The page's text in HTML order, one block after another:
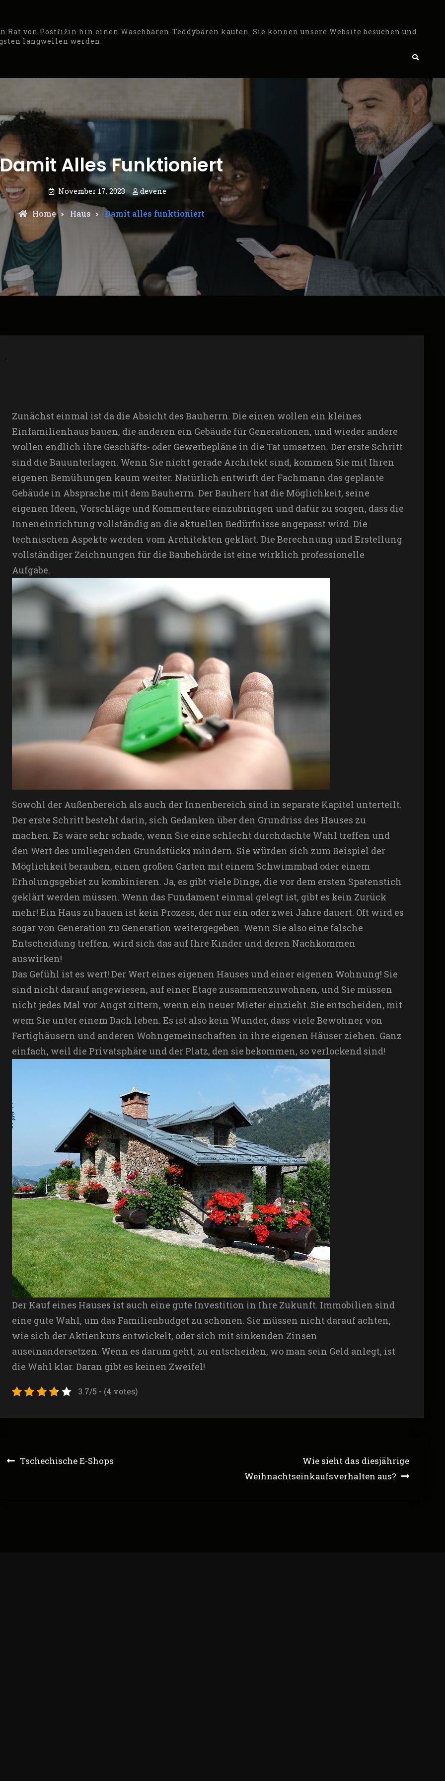
von Postřižin hin einen Waschbären-Teddybären kaufen. Sie können unsere Website besuchen und
langweilen werden.
Search
Damit Alles Funktioniert
November 17, 2023 devene
Home Haus Damit alles funktioniert
Zunächst einmal ist da die Absicht des Bauherrn. Die einen wollen ein kleines
Einfamilienhaus bauen, die anderen ein Gebäude für Generationen, und wieder andere
wollen endlich ihre Geschäfts- oder Gewerbepläne in die Tat umsetzen. Der erste Schritt
sind die Bauunterlagen. Wenn Sie nicht gerade Architekt sind, kommen Sie mit Ihren
eigenen Bemühungen kaum weiter. Natürlich entwirft der Fachmann das geplante
Gebäude in Absprache mit dem Bauherrn. Der Bauherr hat die Möglichkeit, seine
eigenen Ideen, Vorschläge und Kommentare einzubringen und dafür zu sorgen, dass die
Inneneinrichtung vollständig an die aktuellen Bedürfnisse angepasst wird. Die
technischen Aspekte werden vom Architekten geklärt. Die Berechnung und Erstellung
vollständiger Zeichnungen für die Baubehörde ist eine wirklich professionelle
Aufgabe.
Sowohl der Außenbereich als auch der Innenbereich sind in separate Kapitel unterteilt.
Der erste Schritt besteht darin, sich Gedanken über den Grundriss des Hauses zu
machen. Es wäre sehr schade, wenn Sie eine schlecht durchdachte Wahl treffen und
den Wert des umliegenden Grundstücks mindern. Sie würden sich zum Beispiel der
Möglichkeit berauben, einen großen Garten mit einem Schwimmbad oder einem
Erholungsgebiet zu kombinieren. Ja, es gibt viele Dinge, die vor dem ersten Spatenstich
geklärt werden müssen. Wenn das Fundament einmal gelegt ist, gibt es kein Zurück
mehr! Ein Haus zu bauen ist kein Prozess, der nur ein oder zwei Jahre dauert. Oft wird es
sogar von Generation zu Generation weitergegeben. Wenn Sie also eine falsche
Entscheidung treffen, wird sich das auf Ihre Kinder und deren Nachkommen
auswirken!
Das Gefühl ist es wert! Der Wert eines eigenen Hauses und einer eigenen Wohnung! Sie
sind nicht darauf angewiesen, auf einer Etage zusammenzuwohnen, und Sie müssen
nicht jedes Mal vor Angst zittern, wenn ein neuer Mieter einzieht. Sie entscheiden, mit
wem Sie unter einem Dach leben. Es ist also kein Wunder, dass viele Bewohner von
Fertighäusern und anderen Wohngemeinschaften in ihre eigenen Häuser ziehen. Ganz
einfach, weil die Privatsphäre und der Platz, den sie bekommen, so verlockend sind!
Der Kauf eines Hauses ist auch eine gute Investition in Ihre Zukunft. Immobilien sind
eine gute Wahl, um das Familienbudget zu schonen. Sie müssen nicht darauf achten,
wie sich der Aktienkurs entwickelt, oder sich mit sinkenden Zinsen
auseinandersetzen. Wenn es darum geht, zu entscheiden, wo man sein Geld anlegt, ist
die Wahl klar. Daran gibt es keinen Zweifel!
3.7/5 - (4 votes)
Post
Tschechische E-Shops
Wie sieht das diesjährige
Weihnachtseinkaufsverhalten aus?